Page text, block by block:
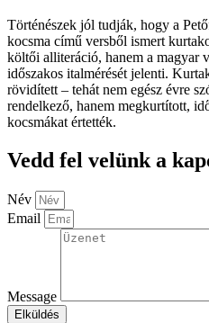
Történészek jól tudják, hogy a
kocsma című versből ismert
költői alliteráció, hanem a magyar
időszakos italmérését jelenti.
rövidített – tehát nem egész évre
rendelkező, hanem megkurtított,
kocsmákat értették.
Vedd fel velünk a
Név
Email
Message
Elküldés